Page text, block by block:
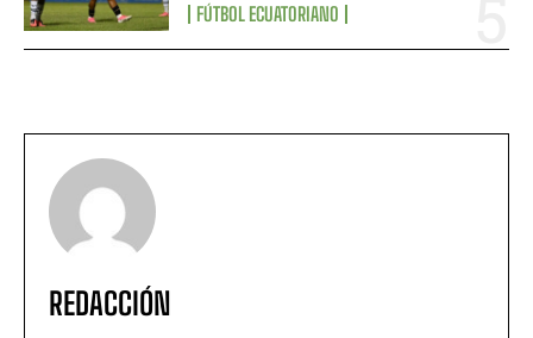
FÚTBOL ECUATORIANO
REDACCIÓN